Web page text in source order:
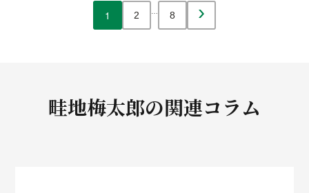
1 2 … 8 ›
畦地梅太郎の関連コラム